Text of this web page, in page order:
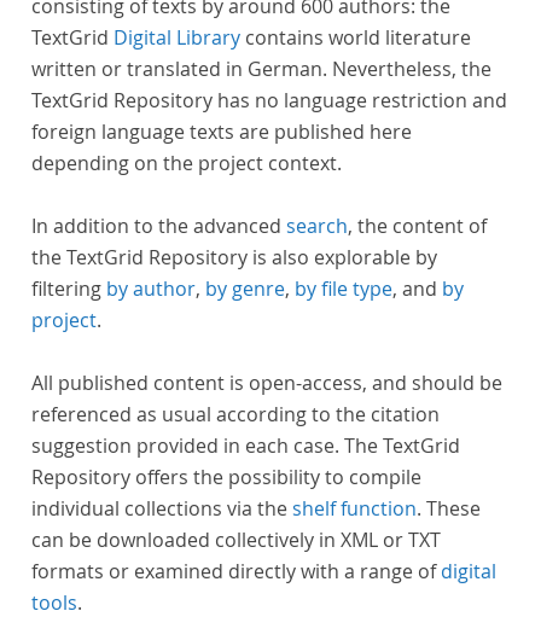
consisting of texts by around 600 authors: the
TextGrid Digital Library contains world literature
written or translated in German. Nevertheless, the
TextGrid Repository has no language restriction and
foreign language texts are published here
depending on the project context.
In addition to the advanced search, the content of
the TextGrid Repository is also explorable by
filtering by author, by genre, by file type, and by
project.
All published content is open-access, and should be
referenced as usual according to the citation
suggestion provided in each case. The TextGrid
Repository offers the possibility to compile
individual collections via theshelf function. These
can be downloaded collectively in XML or TXT
formats or examined directly with a range ofdigital
tools.